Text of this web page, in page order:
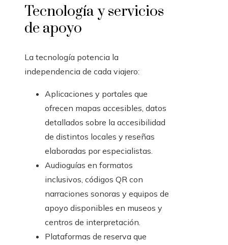
Tecnología y servicios
de apoyo
La tecnología potencia la
independencia de cada viajero:
Aplicaciones y portales que
ofrecen mapas accesibles, datos
detallados sobre la accesibilidad
de distintos locales y reseñas
elaboradas por especialistas.
Audioguías en formatos
inclusivos, códigos QR con
narraciones sonoras y equipos de
apoyo disponibles en museos y
centros de interpretación.
Plataformas de reserva que